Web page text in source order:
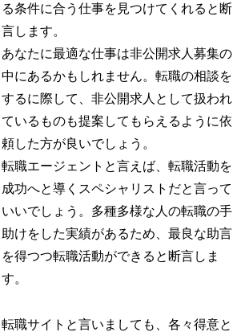
る条件に合う仕事を見つけてくれると断
言します。
あなたに最適な仕事は非公開求人募集の
中にあるかもしれません。転職の相談を
するに際して、非公開求人として扱われ
ているものも提案してもらえるように依
頼した方が良いでしょう。
転職エージェントと言えば、転職活動を
成功へと導くスペシャリストだと言って
いいでしょう。多種多様な人の転職の手
助けをした実績があるため、最良な助言
を得つつ転職活動ができると断言しま
す。
転職サイトと言いましても、各々得意と